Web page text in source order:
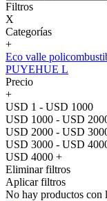
Filtros
X
Categorías
+
Eco valle
PUYEHUE L
Precio
+
USD 1 - USD 1000
USD 1000 - USD
USD 2000 - USD
USD 3000 - USD
USD 4000 +
Eliminar filtros
Aplicar filtros
No hay productos con